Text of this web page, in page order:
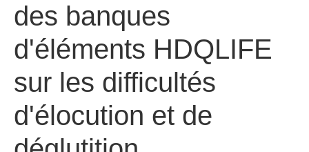
des banques
d'éléments HDQLIFE
sur les difficultés
d'élocution et de